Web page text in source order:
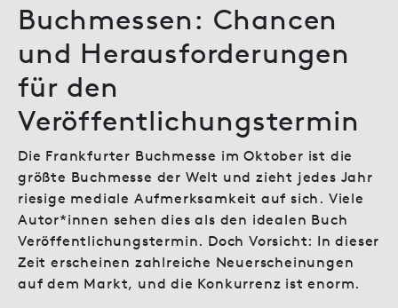
Buchmessen: Chancen
und Herausforderungen
für den
Veröffentlichungstermin
Die Frankfurter Buchmesse im Oktober ist die
größte Buchmesse der Welt und zieht jedes Jahr
riesige mediale Aufmerksamkeit auf sich. Viele
Autor*innen sehen dies als den idealen Buch
Veröffentlichungstermin. Doch Vorsicht: In dieser
Zeit erscheinen zahlreiche Neuerscheinungen
auf dem Markt, und die Konkurrenz ist enorm.